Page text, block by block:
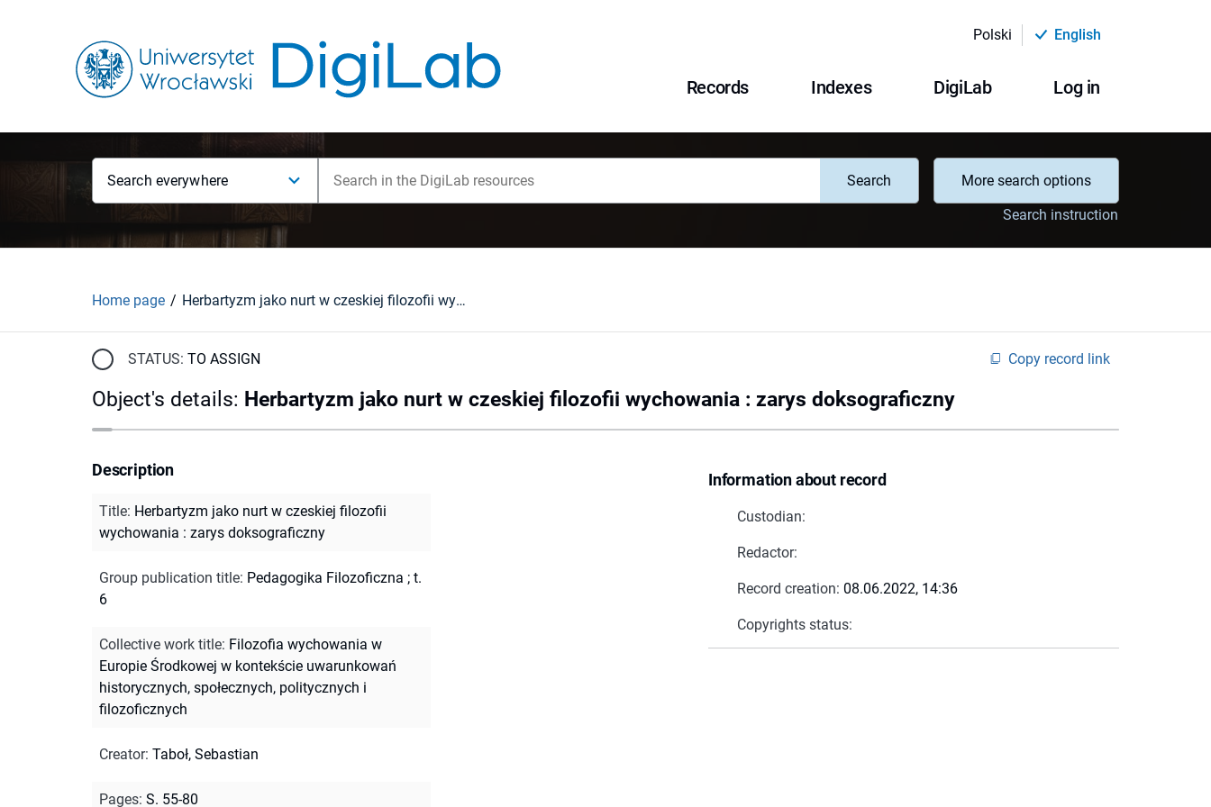
Polski English
Records Indexes DigiLab Log in
Search everywhere Search
More search options
Search instruction
Home page Herbartyzm jako nurt w czeskiej filozofii wychowania : zarys doksograficzny
STATUS: TO ASSIGN Copy record link
Object's details: Herbartyzm jako nurt w czeskiej filozofii wychowania : zarys doksograficzny
Information about record
Custodian:
Redactor:
Record creation: 08.06.2022, 14:36
Copyrights status:
Description
Title: Herbartyzm jako nurt w czeskiej filozofii
wychowania : zarys doksograficzny
Group publication title: Pedagogika Filozoficzna ; t.
6
Collective work title: Filozofia wychowania w
Europie Środkowej w kontekście uwarunkowań
historycznych, społecznych, politycznych i
filozoficznych
Creator: Taboł, Sebastian
Pages: S. 55-80